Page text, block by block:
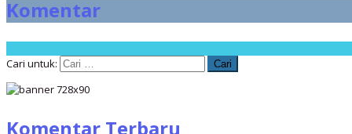
Komentar
Cari untuk:
Komentar Terbaru